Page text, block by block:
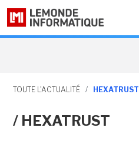
TOUTE L'ACTUALITÉ / HEXATRUST
/ HEXATRUST